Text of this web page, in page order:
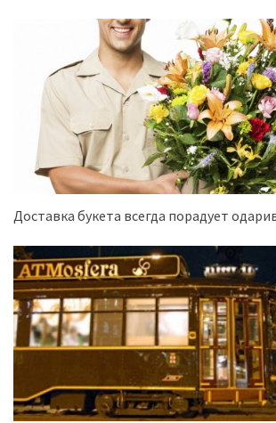
Доставка букета всегда порадует